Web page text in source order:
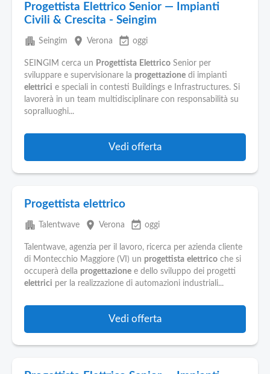
Progettista Elettrico Senior — Impianti
Civili & Crescita - Seingim
apartment Seingim place Verona event_available oggi
SEINGIM cerca un Progettista Elettrico Senior per
sviluppare e supervisionare la progettazione di impianti
elettrici e speciali in contesti Buildings e Infrastructures. Si
lavorerà in un team multidisciplinare con responsabilità su
sopralluoghi...
Vedi offerta
Progettista elettrico
apartment Talentwave place Verona event_available oggi
Talentwave, agenzia per il lavoro, ricerca per azienda cliente
di Montecchio Maggiore (VI) un progettista elettrico che si
occuperà della progettazione e dello sviluppo dei progetti
elettrici per la realizzazione di automazioni industriali...
Vedi offerta